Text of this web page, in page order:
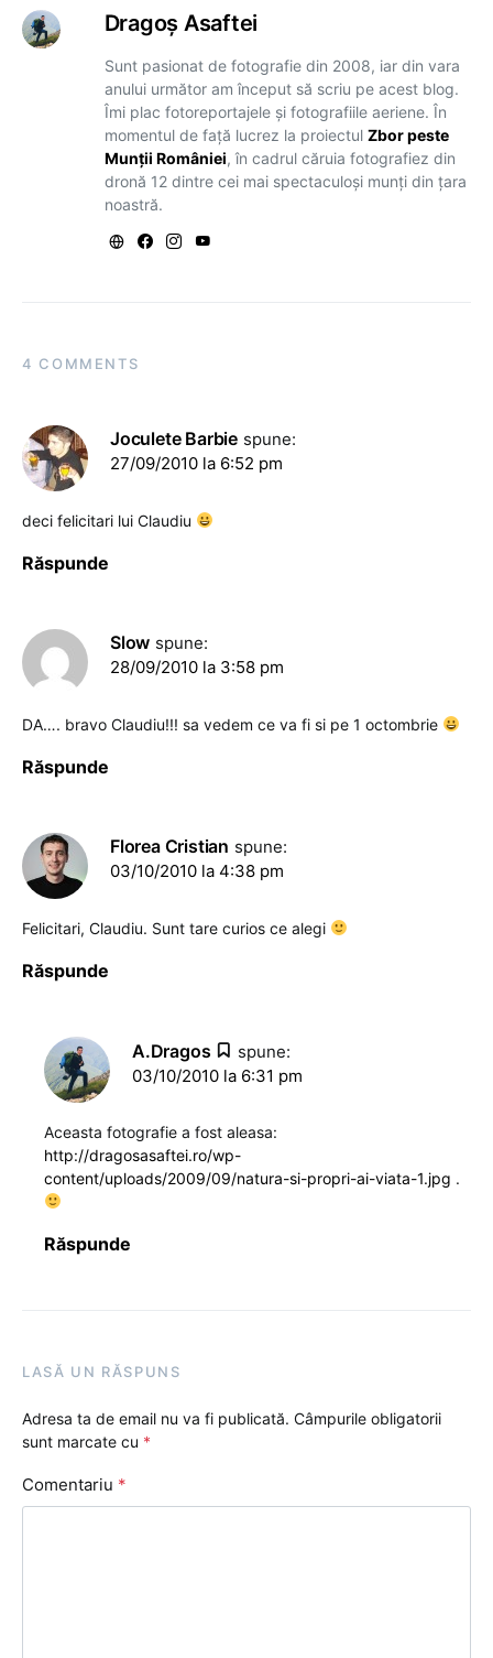
Dragoş Asaftei
Sunt pasionat de fotografie din 2008, iar din vara
anului următor am început să scriu pe acest blog.
Îmi plac fotoreportajele și fotografiile aeriene. În
momentul de față lucrez la proiectul Zbor peste
Munții României, în cadrul căruia fotografiez din
dronă 12 dintre cei mai spectaculoși munți din țara
noastră.
4 COMMENTS
Joculete Barbie spune:
27/09/2010 la 6:52 pm
deci felicitari lui Claudiu
Răspunde
Slow spune:
28/09/2010 la 3:58 pm
DA…. bravo Claudiu!!! sa vedem ce va fi si pe 1 octombrie
Răspunde
Florea Cristian spune:
03/10/2010 la 4:38 pm
Felicitari, Claudiu. Sunt tare curios ce alegi
Răspunde
A.Dragos
spune:
03/10/2010 la 6:31 pm
Aceasta fotografie a fost aleasa:
http://dragosasaftei.ro/wp-
content/uploads/2009/09/natura-si-propri-ai-viata-1.jpg .
Răspunde
LASĂ UN RĂSPUNS
Adresa ta de email nu va fi publicată. Câmpurile obligatorii
sunt marcate cu *
Comentariu *